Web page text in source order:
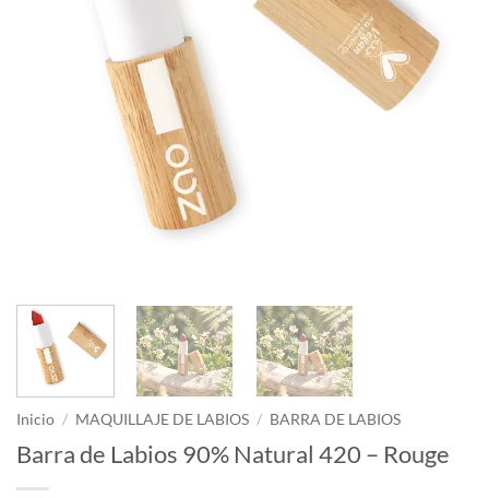
Inicio / MAQUILLAJE DE LABIOS / BARRA DE LABIOS
Barra de Labios 90% Natural 420 – Rouge